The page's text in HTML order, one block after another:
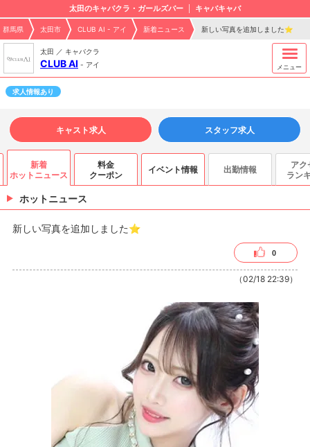
太田のキャバクラ・ガールズバー キャバキャバ
群馬県 太田市 CLUB AI - アイ 新着ニュース 新しい写真を追加しました⭐️
太田 ／ キャバクラ
CLUB AI - アイ メニュー
求人情報あり
キャスト求人 スタッフ求人
新着
ホットニュース
料金
クーポン
イベント情報 出勤情報
アク
ラン
ホットニュース
新しい写真を追加しました⭐️
0
（02/18 22:39）